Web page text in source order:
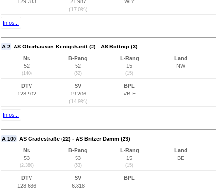
129.333
21.987
(17,0%)
WB*
Infos...
A 2 AS Oberhausen-Königshardt (2) - AS Bottrop (3)
Nr.
52
(140)
B-Rang
52
(52)
L-Rang
15
(15)
Land
NW
DTV
128.902
SV
19.206
(14,9%)
BPL
VB-E
Infos...
A 100 AS Gradestraße (22) - AS Britzer Damm (23)
Nr.
53
(2.380)
B-Rang
53
(53)
L-Rang
15
(15)
Land
BE
DTV
128.636
SV
6.818
BPL